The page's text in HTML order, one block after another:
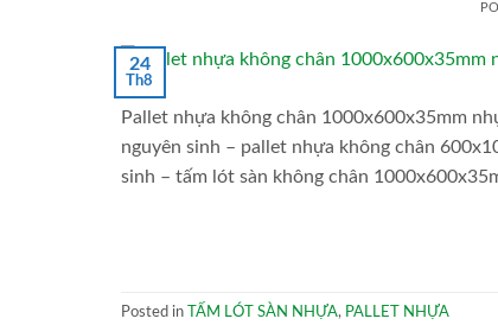
24
Th8
Pallet nhựa không chân 1000x600x35mm
nguyên sinh – pallet nhựa không chân
sinh – tấm lót sàn không chân
Posted in TẤM LÓT SÀN NHỰA, PALLET NHỰA